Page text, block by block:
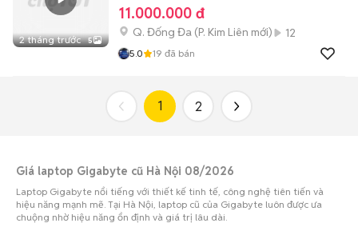
2 tháng trước 5
11.000.000 đ
Q. Đống Đa (P. Kim Liên mới) 12
5.0 19 đã bán
1 2
Giá laptop Gigabyte cũ Hà Nội 08/2026
Laptop Gigabyte nổi tiếng với thiết kế tinh tế, công nghệ tiên tiến và
hiệu năng mạnh mẽ. Tại Hà Nội, laptop cũ của Gigabyte luôn được ưa
chuộng nhờ hiệu năng ổn định và giá trị lâu dài.